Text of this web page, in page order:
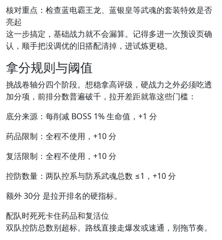
核对重点：检查蓝电霸王龙、蓝银皇等武魂的套装特效是否
亮起
这一步搞定，基础战力就不会漏算。记得多进一次预设页确
认，顺手把没调优的旧搭配清掉，进试炼更稳。
拿分规则与阈值
挑战卷轴分四个阶段。想稳拿高评级，硬战力之外必须吃透
加分项，前排分数普遍破千，拉开差距就靠这些门槛：
底分来源：每削减 BOSS 1% 生命值，+1 分
药品限制：全程不使用，+10 分
复活限制：全程不使用，+10 分
控防数量：两队控系与防系武魂总数 ≤1，+10 分
额外 30分 是拉开排名的硬指标。
配队时死死卡住药品和复活位
双队控防总数别超标。路线直接走爆发或速通，别拖节奏。